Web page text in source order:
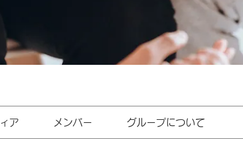
ア メンバー グループについて